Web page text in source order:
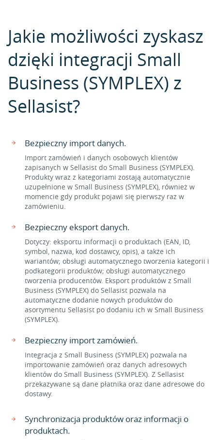
Jakie możliwości zyskasz
dzięki integracji Small
Business (SYMPLEX) z
Sellasist?
Bezpieczny import danych.
Import zamówień i danych osobowych klientów
zapisanych w Sellasist do Small Business (SYMPLEX).
Produkty wraz z kategoriami zostają automatycznie
uzupełnione w Small Business (SYMPLEX), również w
momencie gdy produkt pojawi się pierwszy raz w
zamówieniu.
Bezpieczny eksport danych.
Dotyczy: eksportu informacji o produktach (EAN, ID,
symbol, nazwa, kod dostawcy, opis), a także ich
wariantów; obsługi automatycznego tworzenia kategorii i
podkategorii produktów; obsługi automatycznego
tworzenia producentów. Eksport produktów z Small
Business (SYMPLEX) do Sellasist pozwala na
automatyczne dodanie nowych produktów do
asortymentu Sellasist po dodaniu ich w Small Business
(SYMPLEX).
Bezpieczny import zamówień.
Integracja z Small Business (SYMPLEX) pozwala na
importowanie zamówień oraz danych adresowych
klientów do Small Business (SYMPLEX). Z Sellasist
przekazywane są dane płatnika oraz dane adresowe do
dostawy.
Synchronizacja produktów oraz informacji o
produktach.